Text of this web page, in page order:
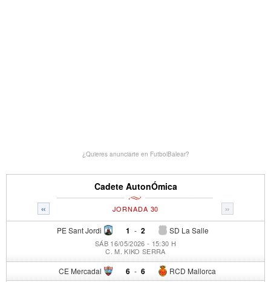
¿Quieres anunciarte en FutbolBalear?
Cadete AutonÓmica
« »
JORNADA 30
PE Sant Jordi 1 - SD La Salle
2
SÁB 16/05/2026 - 15:30 H
C. M. KIKO SERRA
CE Mercadal 6 - RCD Mallorca
6